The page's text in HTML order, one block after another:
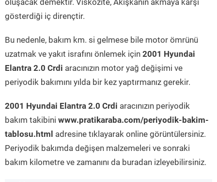
oluşacak demektir. Viskozite, Akışkanın akmaya karşı
gösterdiği iç dirençtir.
Bu nedenle, bakım km. si gelmese bile motor ömrünü
uzatmak ve yakıt israfını önlemek için 2001 Hyundai
Elantra 2.0 Crdi aracınızın motor yağ değişimi ve
periyodik bakımını yılda bir kez yaptırmanız gerekir.
2001 Hyundai Elantra 2.0 Crdi aracınızın periyodik
bakım takibini www.pratikaraba.com/periyodik-bakim-
tablosu.html adresine tıklayarak online görüntülersiniz.
Periyodik bakımda değişen malzemeleri ve sonraki
bakım kilometre ve zamanını da buradan izleyebilirsiniz.